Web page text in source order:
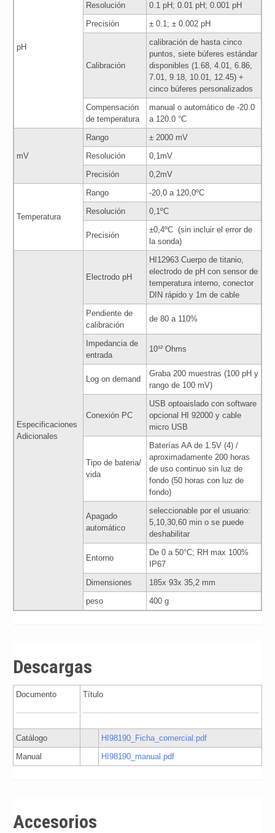
pH
Resolución
0.1 pH; 0.01 pH; 0.001 pH
Precisión
± 0.1; ± 0.002 pH
Calibración
calibración de hasta cinco
puntos, siete búferes estándar
disponibles (1.68, 4.01, 6.86,
7.01, 9.18, 10.01, 12.45) +
cinco búferes personalizados
Compensación
de temperatura
manual o automático de -20.0
a 120.0 °C
mV
Rango
± 2000 mV
Resolución
0,1mV
Precisión
0,2mV
Temperatura
Rango
-20,0 a 120,0ºC
Resolución
0,1ºC
Precisión
±0,4ºC (sin incluir el error de
la sonda)
Especificaciones
Adicionales
Electrodo pH
HI12963 Cuerpo de titanio,
electrodo de pH con sensor de
temperatura interno, conector
DIN rápido y 1m de cable
Pendiente de
calibración
de 80 a 110%
Impedancia de
entrada
10¹² Ohms
Log on demand
Graba 200 muestras (100 pH y
rango de 100 mV)
Conexión PC
USB optoaislado con software
opcional HI 92000 y cable
micro USB
Tipo de bateria/
vida
Baterías AA de 1.5V (4) /
aproximadamente 200 horas
de uso continuo sin luz de
fondo (50 horas con luz de
fondo)
Apagado
automático
seleccionable por el usuario:
5,10,30,60 min o se puede
deshabilitar
Entorno
De 0 a 50°C; RH max 100%
IP67
Dimensiones
185x 93x 35,2 mm
peso
400 g
Descargas
Documento Título
Catálogo
HI98190_Ficha_comercial.pdf
Manual
HI98190_manual.pdf
Accesorios